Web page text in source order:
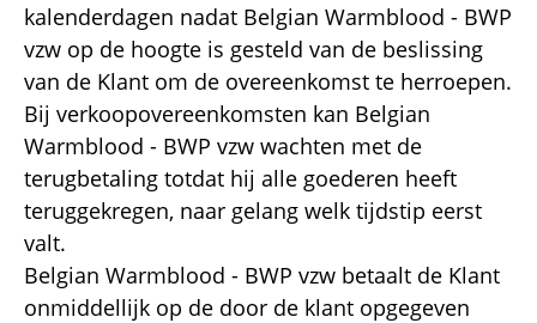
kalenderdagen nadat Belgian Warmblood - BWP
vzw op de hoogte is gesteld van de beslissing
van de Klant om de overeenkomst te herroepen.
Bij verkoopovereenkomsten kan Belgian
Warmblood - BWP vzw wachten met de
terugbetaling totdat hij alle goederen heeft
teruggekregen, naar gelang welk tijdstip eerst
valt.
Belgian Warmblood - BWP vzw betaalt de Klant
onmiddellijk op de door de klant opgegeven